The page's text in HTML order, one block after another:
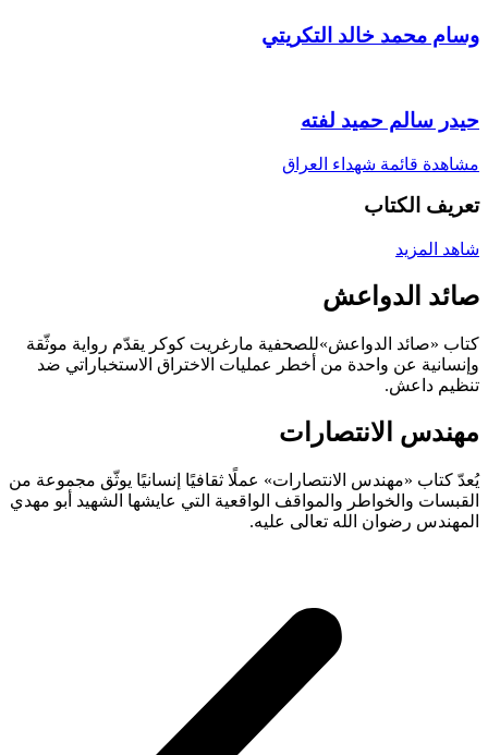
وسام محمد خالد التكريتي
حيدر سالم حميد لفته
مشاهدة قائمة شهداء العراق
تعريف الکتاب
شاهد المزيد
صائد الدواعش
كتاب «صائد الدواعش»للصحفية مارغريت كوكر يقدّم رواية موثّقة
وإنسانية عن واحدة من أخطر عمليات الاختراق الاستخباراتي ضد
تنظيم داعش.
مهندس الانتصارات
يُعدّ كتاب «مهندس الانتصارات» عملًا ثقافيًا إنسانيًا يوثّق مجموعة من
القبسات والخواطر والمواقف الواقعية التي عايشها الشهيد أبو مهدي
المهندس رضوان الله تعالى عليه.